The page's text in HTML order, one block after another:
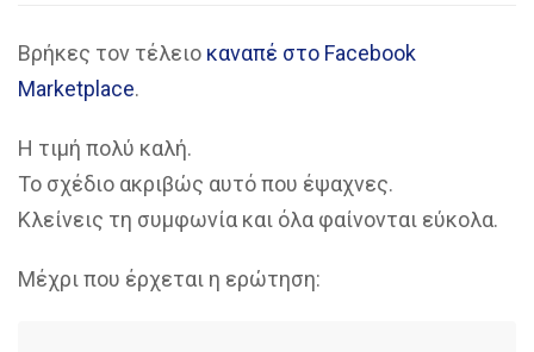
Βρήκες τον τέλειο καναπέ στο Facebook
Marketplace.
Η τιμή πολύ καλή.
Το σχέδιο ακριβώς αυτό που έψαχνες.
Κλείνεις τη συμφωνία και όλα φαίνονται εύκολα.
Μέχρι που έρχεται η ερώτηση: